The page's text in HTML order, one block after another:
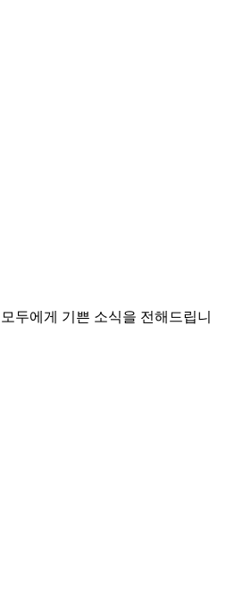
두에게 기쁜 소식을 전해드립니